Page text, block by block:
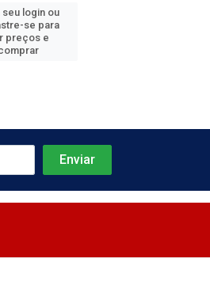
seu login ou
se para
preços e